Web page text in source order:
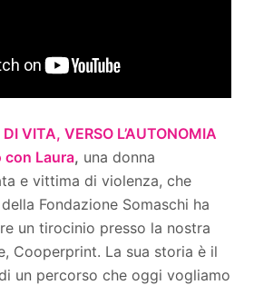
VITA, VERSO L’AUTONOMIA
con Laura, una donna
e vittima di violenza, che
Fondazione Somaschi ha
un tirocinio presso la nostra
Cooperprint. La sua storia è il
un percorso che oggi vogliamo